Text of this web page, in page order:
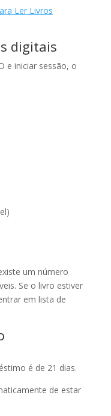
Ler Livros
digitais
e iniciar sessão, o
um número
Se o livro estiver
em lista de
é de 21 dias.
de estar